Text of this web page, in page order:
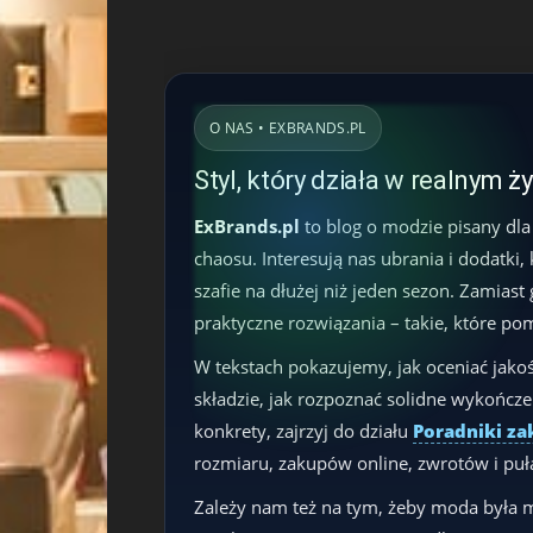
O NAS • EXBRANDS.PL
Styl, który działa w realnym
ExBrands.pl to blog o modzie pisany
chaosu. Interesują nas ubrania i
szafie na dłużej niż jeden sezon.
praktyczne rozwiązania – takie, które
W tekstach pokazujemy, jak oceniać
składzie, jak rozpoznać solidne
konkrety, zajrzyj do działu Poradniki
rozmiaru, zakupów online, zwrotów i
Zależy nam też na tym, żeby moda